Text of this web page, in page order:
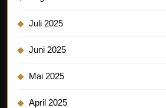
Juli 2025
Juni 2025
Mai 2025
April 2025